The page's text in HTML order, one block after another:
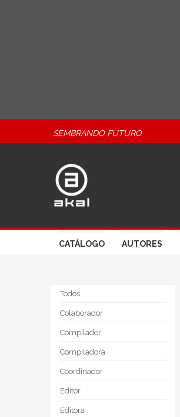
SEMBRANDO FUTURO
CATÁLOGO AUTORES
Todos
Colaborador
Compilador
Compiladora
Coordinador
Editor
Editora